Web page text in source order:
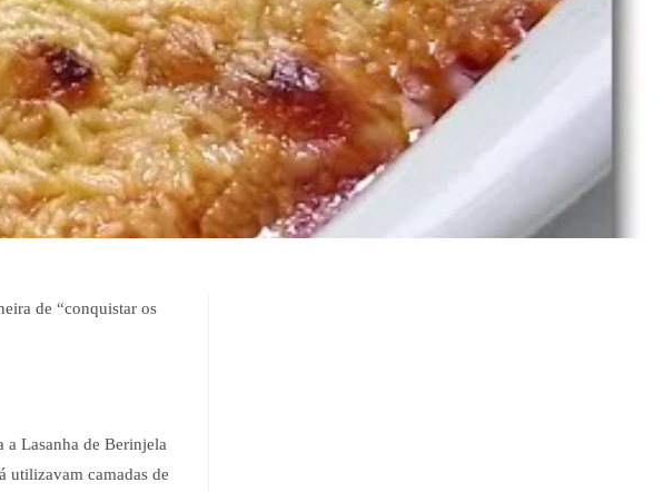
de “conquistar os
a Lasanha de Berinjela
utilizavam camadas de